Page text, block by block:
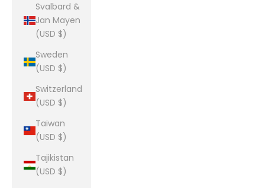
Svalbard &
Jan Mayen
(USD $)
Sweden
(USD $)
Switzerland
(USD $)
Taiwan
(USD $)
Tajikistan
(USD $)